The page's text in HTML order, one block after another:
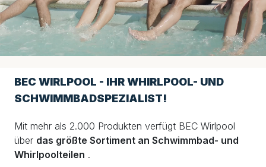
BEC WIRLPOOL - IHR WHIRLPOOL- UND
SCHWIMMBADSPEZIALIST!
Mit mehr als 2.000 Produkten verfügt BEC Wirlpool
über das größte Sortiment an Schwimmbad- und
Whirlpoolteilen .